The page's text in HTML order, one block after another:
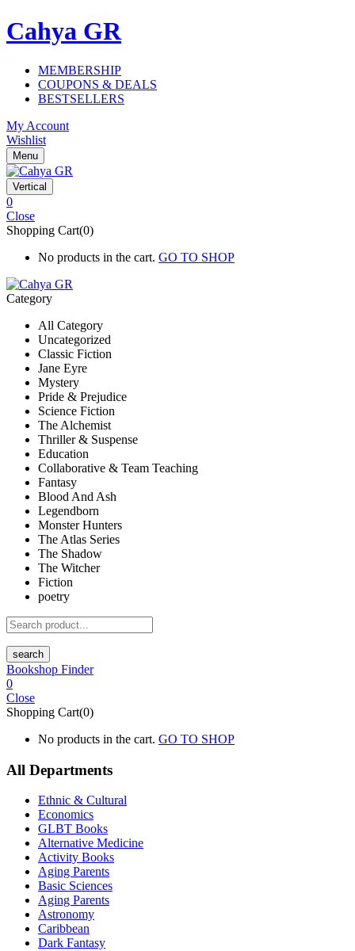
Cahya GR
MEMBERSHIP
COUPONS & DEALS
BESTSELLERS
My Account
Wishlist
Menu
Vertical
0
Close
Shopping Cart(0)
No products in the cart. GO TO SHOP
Category
All Category
Uncategorized
Classic Fiction
Jane Eyre
Mystery
Pride & Prejudice
Science Fiction
The Alchemist
Thriller & Suspense
Education
Collaborative & Team Teaching
Fantasy
Blood And Ash
Legendborn
Monster Hunters
The Atlas Series
The Shadow
The Witcher
Fiction
poetry
search
Bookshop Finder
0
Close
Shopping Cart(0)
No products in the cart. GO TO SHOP
All Departments
Ethnic & Cultural
Economics
GLBT Books
Alternative Medicine
Activity Books
Aging Parents
Basic Sciences
Aging Parents
Astronomy
Caribbean
Dark Fantasy